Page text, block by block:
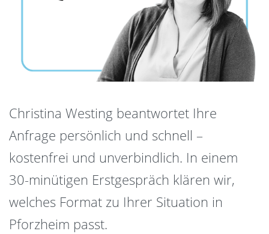
Christina Westing beantwortet Ihre
Anfrage persönlich und schnell –
kostenfrei und unverbindlich. In einem
30-minütigen Erstgespräch klären wir,
welches Format zu Ihrer Situation in
Pforzheim passt.